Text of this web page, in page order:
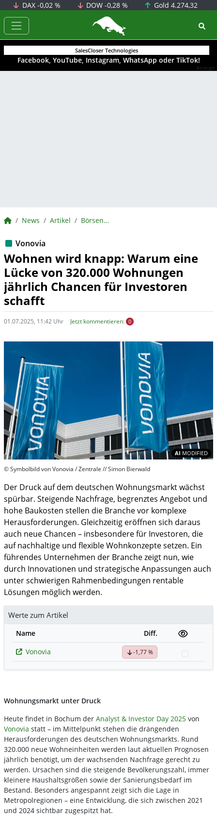
DAX -0,02 % DOW-0,28 % Gold 4.274,32
BörsenNEWS.de
SalesCloser Technologies
Facebook, YouTube, Instagram, WhatsApp oder TikTok!
Anzeige
BörsenNEWS.de
News Artikel BörsenNEWS.de
Vonovia
Wohnen wird knapp: Warum eine
Lücke von 320.000 Wohnungen
jährlich Chancen für Investoren
schafft
01.07.2025, 11:42 Uhr Jetzt kommentieren: 0
AI MODIFIED
© Symbolbild von Vonovia / Zentrale // Simon Bierwald
Der Druck auf dem deutschen Wohnungsmarkt wächst
spürbar. Steigende Nachfrage, begrenztes Angebot und
hohe Baukosten stellen die Branche vor komplexe
Herausforderungen. Gleichzeitig eröffnen sich daraus
auch neue Chancen – insbesondere für Investoren, die
auf nachhaltige und flexible Wohnkonzepte setzen. Ein
führendes Unternehmen der Branche zeigt nun, wie
durch Innovationen und strategische Anpassungen auch
unter schwierigen Rahmenbedingungen rentable
Lösungen möglich werden.
Werte zum Artikel
Name
Diff.
Vonovia
-1,77 %
Wohnungsmarkt unter Druck
Heute findet in Bochum der Analyst & Investor Day 2025 von
Vonovia statt – im Mittelpunkt stehen die drängenden
Herausforderungen des deutschen Wohnungsmarkts. Rund
320.000 neue Wohneinheiten werden laut aktuellen Prognosen
jährlich benötigt, um der wachsenden Nachfrage gerecht zu
werden. Ursachen sind die steigende Bevölkerungszahl, immer
kleinere Haushaltsgrößen sowie der Sanierungsbedarf im
Bestand. Besonders angespannt zeigt sich die Lage in
Metropolregionen – eine Entwicklung, die sich zwischen 2021
und 2024 sichtbar zugespitzt hat.